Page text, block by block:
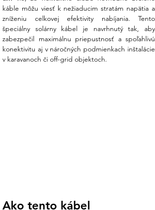
káble môžu viesť k nežiaducim stratám napätia a
zníženiu celkovej efektivity nabíjania. Tento
špeciálny solárny kábel je navrhnutý tak, aby
zabezpečil maximálnu priepustnosť a spoľahlivú
konektivitu aj v náročných podmienkach inštalácie
v karavanoch či off-grid objektoch.
Ako tento kábel